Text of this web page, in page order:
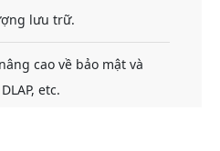
lưu trữ.
cao về bảo mật và
etc.